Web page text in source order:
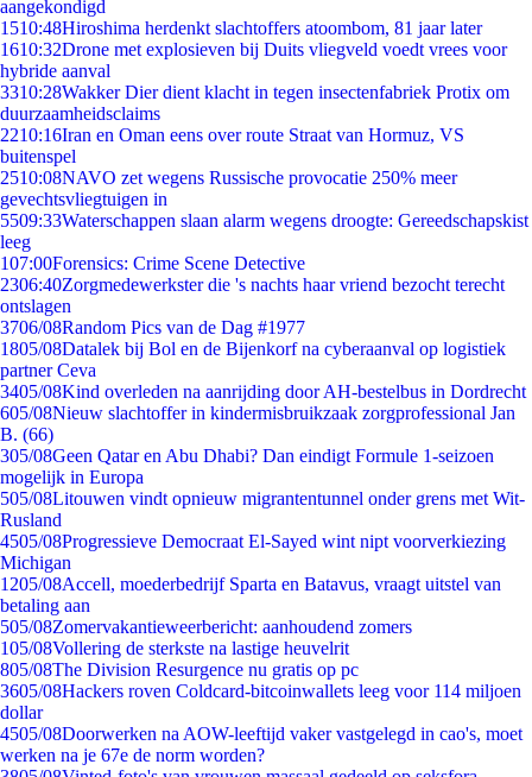
aangekondigd
1510:48Hiroshima herdenkt slachtoffers atoombom, 81 jaar later
1610:32Drone met explosieven bij Duits vliegveld voedt vrees voor
hybride aanval
3310:28Wakker Dier dient klacht in tegen insectenfabriek Protix om
duurzaamheidsclaims
2210:16Iran en Oman eens over route Straat van Hormuz, VS
buitenspel
2510:08NAVO zet wegens Russische provocatie 250% meer
gevechtsvliegtuigen in
5509:33Waterschappen slaan alarm wegens droogte: Gereedschapskist
leeg
107:00Forensics: Crime Scene Detective
2306:40Zorgmedewerkster die 's nachts haar vriend bezocht terecht
ontslagen
3706/08Random Pics van de Dag #1977
1805/08Datalek bij Bol en de Bijenkorf na cyberaanval op logistiek
partner Ceva
3405/08Kind overleden na aanrijding door AH-bestelbus in Dordrecht
605/08Nieuw slachtoffer in kindermisbruikzaak zorgprofessional Jan
B. (66)
305/08Geen Qatar en Abu Dhabi? Dan eindigt Formule 1-seizoen
mogelijk in Europa
505/08Litouwen vindt opnieuw migrantentunnel onder grens met Wit-
Rusland
4505/08Progressieve Democraat El-Sayed wint nipt voorverkiezing
Michigan
1205/08Accell, moederbedrijf Sparta en Batavus, vraagt uitstel van
betaling aan
505/08Zomervakantieweerbericht: aanhoudend zomers
105/08Vollering de sterkste na lastige heuvelrit
805/08The Division Resurgence nu gratis op pc
3605/08Hackers roven Coldcard-bitcoinwallets leeg voor 114 miljoen
dollar
4505/08Doorwerken na AOW-leeftijd vaker vastgelegd in cao's, moet
werken na je 67e de norm worden?